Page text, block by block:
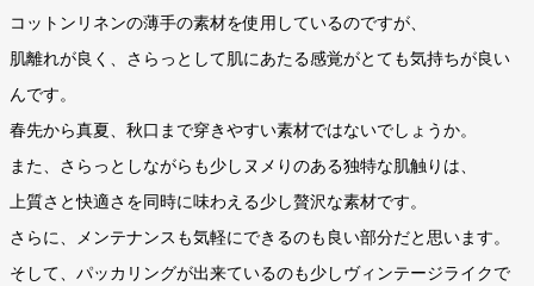
コットンリネンの薄手の素材を使用しているのですが、
肌離れが良く、さらっとして肌にあたる感覚がとても気持ちが良い
んです。
春先から真夏、秋口まで穿きやすい素材ではないでしょうか。
また、さらっとしながらも少しヌメりのある独特な肌触りは、
上質さと快適さを同時に味わえる少し贅沢な素材です。
さらに、メンテナンスも気軽にできるのも良い部分だと思います。
そして、パッカリングが出来ているのも少しヴィンテージライクで